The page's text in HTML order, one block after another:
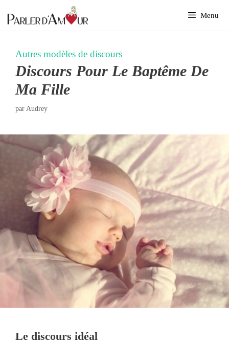
au
Menu
Autres modèles de discours
Discours Pour Le Baptême De
Ma Fille
par Audrey
Le discours idéal